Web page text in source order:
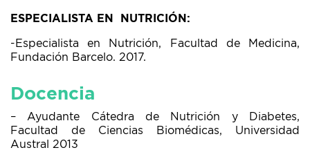
ESPECIALISTA EN NUTRICIÓN:
-Especialista en Nutrición, Facultad de Medicina,
Fundación Barcelo. 2017.
Docencia
– Ayudante Cátedra de Nutrición y Diabetes,
Facultad de Ciencias Biomédicas, Universidad
Austral 2013